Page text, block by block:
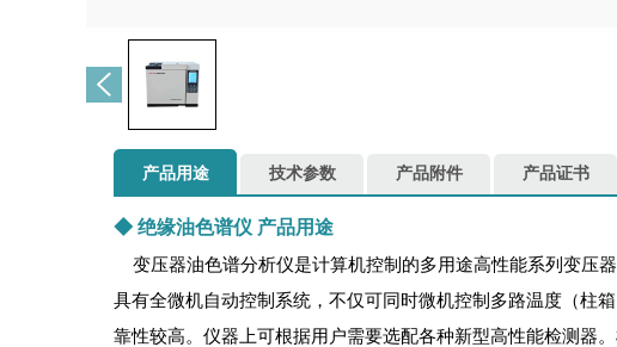
产品用途 技术参数 产品附件 产品证书
◆ 绝缘油色谱仪 产品用途
变压器油色谱分析仪是计算机控制的多用途高性能系列变压
具有全微机自动控制系统，不仅可同时微机控制多路温度（柱
靠性较高。仪器上可根据用户需要选配各种新型高性能检测器